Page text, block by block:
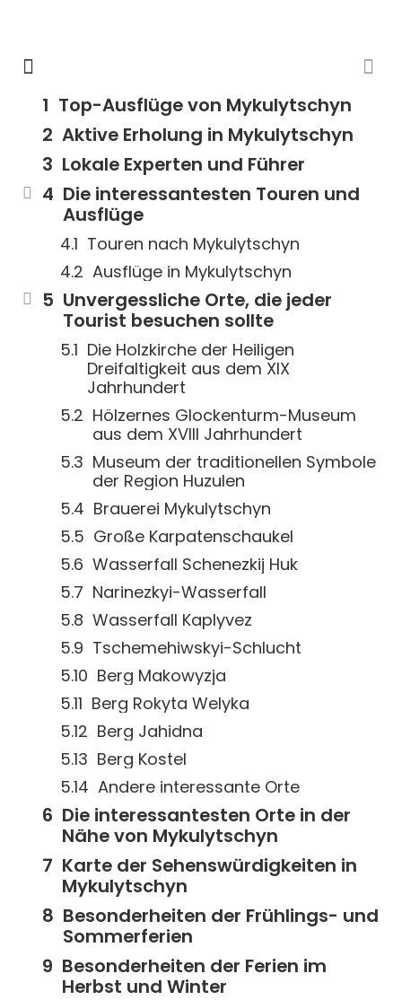
Top-Ausflüge von Mykulytschyn
Aktive Erholung in Mykulytschyn
Lokale Experten und Führer
Die interessantesten Touren und
Ausflüge
Touren nach Mykulytschyn
Ausflüge in Mykulytschyn
Unvergessliche Orte, die jeder
Tourist besuchen sollte
Die Holzkirche der Heiligen
Dreifaltigkeit aus dem XIX
Jahrhundert
Hölzernes Glockenturm-Museum
aus dem XVIII Jahrhundert
Museum der traditionellen Symbole
der Region Huzulen
Brauerei Mykulytschyn
Große Karpatenschaukel
Wasserfall Schenezkij Huk
Narinezkyi-Wasserfall
Wasserfall Kaplyvez
Tschemehiwskyi-Schlucht
Berg Makowyzja
Berg Rokyta Welyka
Berg Jahidna
Berg Kostel
Andere interessante Orte
Die interessantesten Orte in der
Nähe von Mykulytschyn
Karte der Sehenswürdigkeiten in
Mykulytschyn
Besonderheiten der Frühlings- und
Sommerferien
Besonderheiten der Ferien im
Herbst und Winter